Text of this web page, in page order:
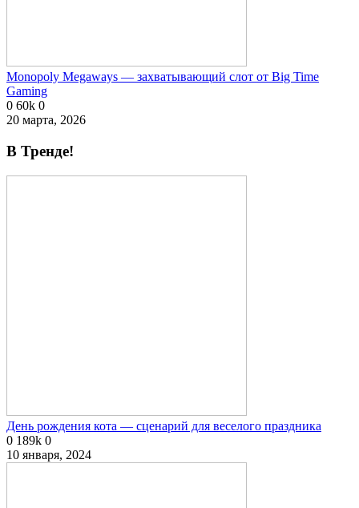
Monopoly Megaways — захватывающий слот от Big Time
Gaming
0 60k 0
20 марта, 2026
В Тренде!
День рождения кота — сценарий для веселого праздника
0 189k 0
10 января, 2024